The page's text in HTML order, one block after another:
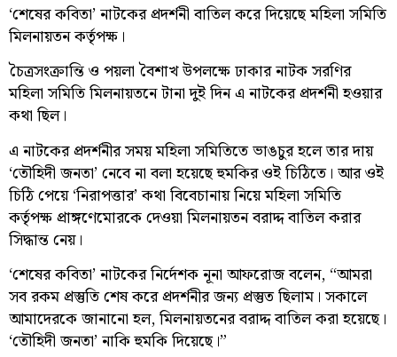
‘শেষের কবিতা’ নাটকের প্রদর্শনী বাতিল করে দিয়েছে মহিলা সমিতি
মিলনায়তন কর্তৃপক্ষ।
চৈত্রসংক্রান্তি ও পয়লা বৈশাখ উপলক্ষে ঢাকার নাটক সরণির
মহিলা সমিতি মিলনায়তনে টানা দুই দিন এ নাটকের প্রদর্শনী হওয়ার
কথা ছিল।
এ নাটকের প্রদর্শনীর সময় মহিলা সমিতিতে ভাঙচুর হলে তার দায়
‘তৌহিদী জনতা’ নেবে না বলা হয়েছে হুমকির ওই চিঠিতে। আর ওই
চিঠি পেয়ে ‘নিরাপত্তার’ কথা বিবেচানায় নিয়ে মহিলা সমিতি
কর্তৃপক্ষ প্রাঙ্গণেমোরকে দেওয়া মিলনায়তন বরাদ্দ বাতিল করার
সিদ্ধান্ত নেয়।
‘শেষের কবিতা’ নাটকের নির্দেশক নূনা আফরোজ বলেন, “আমরা
সব রকম প্রস্তুতি শেষ করে প্রদর্শনীর জন্য প্রস্তুত ছিলাম। সকালে
আমাদেরকে জানানো হল, মিলনায়তনের বরাদ্দ বাতিল করা হয়েছে।
‘তৌহিদী জনতা’ নাকি হুমকি দিয়েছে।”